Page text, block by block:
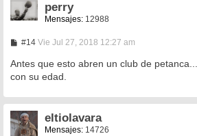
perry
Mensajes: 12988
#14M
n
a
e
Vie Jul 27, 2018 12:27 am
Antes que esto abren un club de
con su edad.
eltiolavara
Mensajes: 14726